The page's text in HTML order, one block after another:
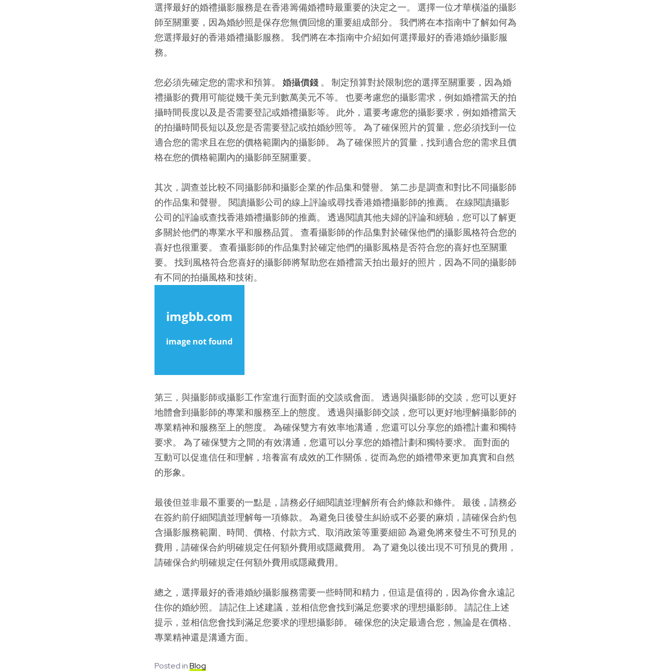
選擇最好的婚禮攝影服務是在香港籌備婚禮時最重要的決定之一。 選擇一位才華橫溢的攝影
師至關重要，因為婚紗照是保存您無價回憶的重要組成部分。 我們將在本指南中了解如何為
您選擇最好的香港婚禮攝影服務。 我們將在本指南中介紹如何選擇最好的香港婚紗攝影服
務。
您必須先確定您的需求和預算。 婚攝價錢 。 制定預算對於限制您的選擇至關重要，因為婚
禮攝影的費用可能從幾千美元到數萬美元不等。 也要考慮您的攝影需求，例如婚禮當天的拍
攝時間長度以及是否需要登記或婚禮攝影等。 此外，還要考慮您的攝影要求，例如婚禮當天
的拍攝時間長短以及您是否需要登記或拍婚紗照等。 為了確保照片的質量，您必須找到一位
適合您的需求且在您的價格範圍內的攝影師。 為了確保照片的質量，找到適合您的需求且價
格在您的價格範圍內的攝影師至關重要。
其次，調查並比較不同攝影師和攝影企業的作品集和聲譽。 第二步是調查和對比不同攝影師
的作品集和聲譽。 閱讀攝影公司的線上評論或尋找香港婚禮攝影師的推薦。 在線閱讀攝影
公司的評論或查找香港婚禮攝影師的推薦。 透過閱讀其他夫婦的評論和經驗，您可以了解更
多關於他們的專業水平和服務品質。 查看攝影師的作品集對於確保他們的攝影風格符合您的
喜好也很重要。 查看攝影師的作品集對於確定他們的攝影風格是否符合您的喜好也至關重
要。 找到風格符合您喜好的攝影師將幫助您在婚禮當天拍出最好的照片，因為不同的攝影師
有不同的拍攝風格和技術。
第三，與攝影師或攝影工作室進行面對面的交談或會面。 透過與攝影師的交談，您可以更好
地體會到攝影師的專業和服務至上的態度。 透過與攝影師交談，您可以更好地理解攝影師的
專業精神和服務至上的態度。 為確保雙方有效率地溝通，您還可以分享您的婚禮計畫和獨特
要求。 為了確保雙方之間的有效溝通，您還可以分享您的婚禮計劃和獨特要求。 面對面的
互動可以促進信任和理解，培養富有成效的工作關係，從而為您的婚禮帶來更加真實和自然
的形象。
最後但並非最不重要的一點是，請務必仔細閱讀並理解所有合約條款和條件。 最後，請務必
在簽約前仔細閱讀並理解每一項條款。 為避免日後發生糾紛或不必要的麻煩，請確保合約包
含攝影服務範圍、時間、價格、付款方式、取消政策等重要細節 為避免將來發生不可預見的
費用，請確保合約明確規定任何額外費用或隱藏費用。 為了避免以後出現不可預見的費用，
請確保合約明確規定任何額外費用或隱藏費用。
總之，選擇最好的香港婚紗攝影服務需要一些時間和精力，但這是值得的，因為你會永遠記
住你的婚紗照。 請記住上述建議，並相信您會找到滿足您要求的理想攝影師。 請記住上述
提示，並相信您會找到滿足您要求的理想攝影師。 確保您的決定最適合您，無論是在價格、
專業精神還是溝通方面。
Posted inBlog